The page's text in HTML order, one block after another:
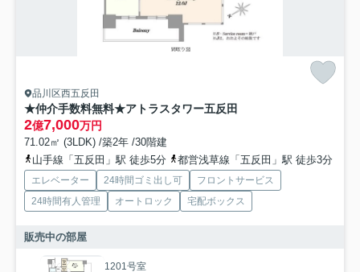
品川区西五反田
★仲介手数料無料★アトラスタワー五反田
2億7,000万円
71.02㎡ (3LDK) /築2年 /30階建
山手線「五反田」駅 徒歩5分
都営浅草線「五反田」駅 徒歩3分
エレベーター 24時間ゴミ出し可
フロントサービス
24時間有人管理
オートロック 宅配ボックス
販売中の部屋
1201号室